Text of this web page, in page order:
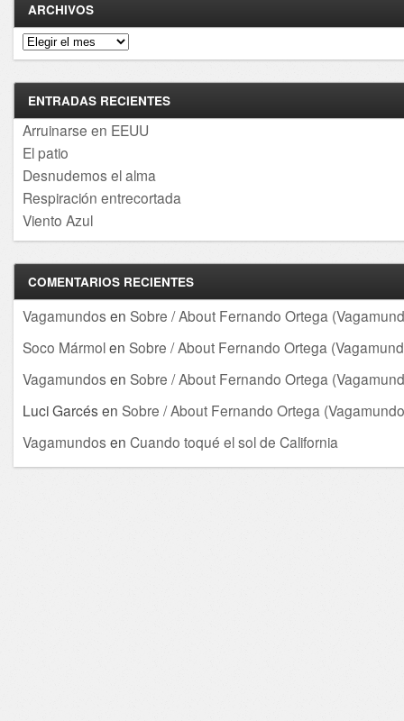
ARCHIVOS
Archivos
ENTRADAS RECIENTES
Arruinarse en EEUU
El patio
Desnudemos el alma
Respiración entrecortada
Viento Azul
COMENTARIOS RECIENTES
Vagamundos en Sobre / About Fernando Ortega
Soco Mármolen Sobre / About Fernando Ortega
Vagamundos en Sobre / About Fernando Ortega
Luci Garcés en Sobre / About Fernando Ortega
Vagamundos en Cuando toqué el sol de California